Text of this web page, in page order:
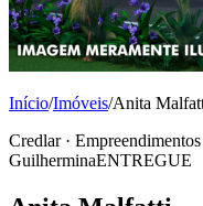
Início/Imóveis/Anita
Credlar · Empreendimentos
GuilherminaENTREGUE